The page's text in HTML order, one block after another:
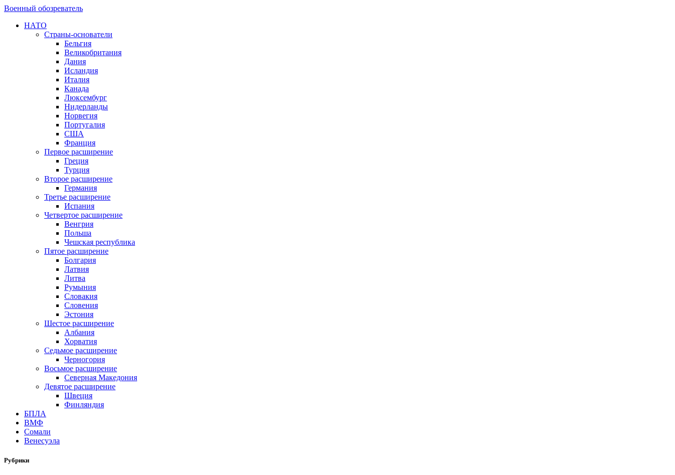
Военный обозреватель
НАТО
Страны-основатели
Бельгия
Великобритания
Дания
Исландия
Италия
Канада
Люксембург
Нидерланды
Норвегия
Португалия
США
Франция
Первое расширение
Греция
Турция
Второе расширение
Германия
Третье расширение
Испания
Четвертое расширение
Венгрия
Польша
Чешская республика
Пятое расширение
Болгария
Латвия
Литва
Румыния
Словакия
Словения
Эстония
Шестое расширение
Албания
Хорватия
Седьмое расширение
Черногория
Восьмое расширение
Северная Македония
Девятое расширение
Швеция
Финляндия
БПЛА
ВМФ
Сомали
Венесуэла
Рубрики